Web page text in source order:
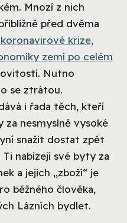
Mnozí z nich
před dvěma
koronavirové krize,
zemí po celém
Nutno
se ztrátou.
i řada těch, kteří
za nesmyslně vysoké
snažit dostat zpět
nabízejí své byty za
a jejich „zboží“ je
běžného člověka,
Lázních bydlet.